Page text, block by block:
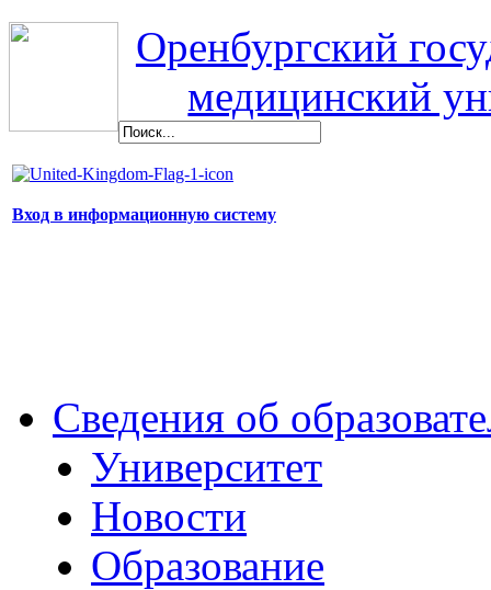
Оренбургский
медицинский
Вход в информационную систему
Сведения об
Университет
Новости
Образование